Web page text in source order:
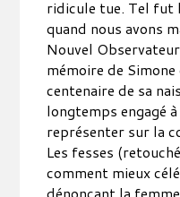
ridicule tue. Tel fut
quand nous avons
Nouvel
mémoire de
centenaire de sa
longtemps engagé
représenter sur la
Les fesses
comment mieux